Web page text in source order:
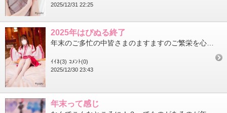
2025/12/31 22:25
2025年はぴぬる終了
ｲｲﾈ(3) ｺﾒﾝﾄ(0)
2025/12/30 23:43
年末って感じ